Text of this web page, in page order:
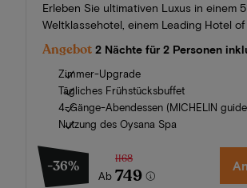
Erleben Sie ultimativen Luxus in einem
Weltklassehotel, einem Leading Hotel
Angebot 2 Nächte für 2 Personen
Zimmer-Upgrade
Tägliches Frühstücksbuffet
4-Gänge-Abendessen (MICHELIN
Nutzung des Oysana Spa
-36%
Ab
1168
749